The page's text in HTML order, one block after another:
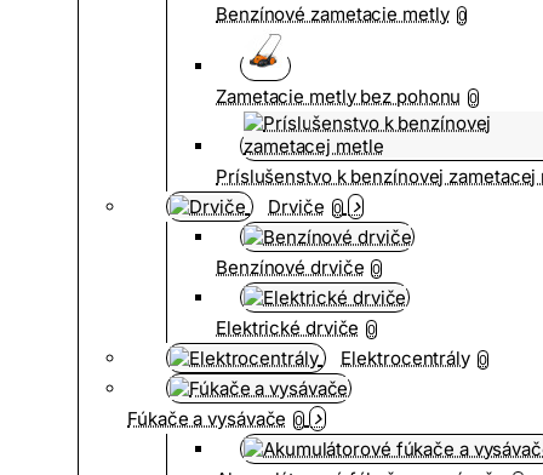
Benzínové zametacie metly 0
Zametacie metly bez pohonu 0
Príslušenstvo k benzínovej zametacej
Drviče 0
Benzínové drviče 0
Elektrické drviče 0
Elektrocentrály 0
Fúkače a vysávače 0